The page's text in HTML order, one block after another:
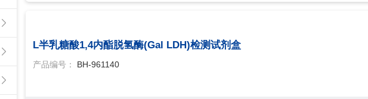
L半乳糖酸1,4内酯脱氢酶(Gal LDH)检测试剂盒
产品编号： BH-961140